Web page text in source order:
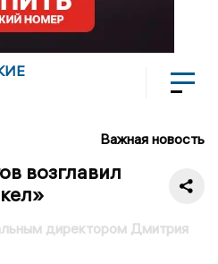
Важная новость
возглавил
директором Дмитрия